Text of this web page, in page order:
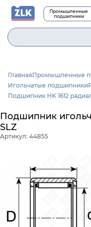
Промышленные
подшипники
ГлавнаяПромышленные
Игольчатые подшипники
Подшипник HK 1612
Подшипник
SLZ
Артикул: 44855